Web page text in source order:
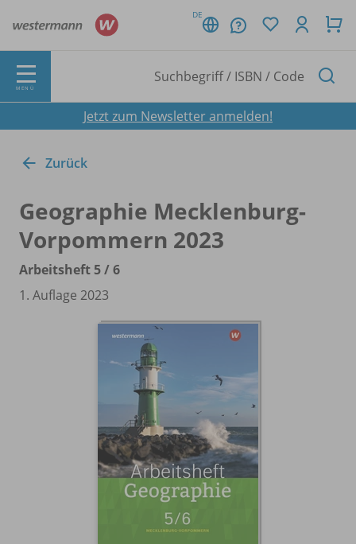
DE
MENÜ
Jetzt zum Newsletter anmelden!
Zurück
Geographie Mecklenburg-
Vorpommern 2023
Arbeitsheft 5 /6
1. Auflage 2023